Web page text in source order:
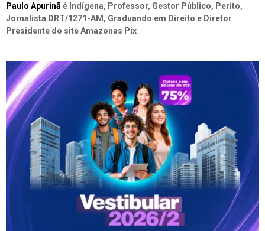
Paulo Apurinã é Indígena, Professor, Gestor Público, Perito,
Jornalista DRT/1271-AM, Graduando em Direito e Diretor
Presidente do site Amazonas Pix